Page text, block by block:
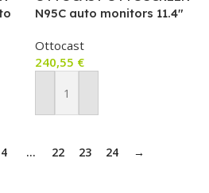
N95C auto monitors 11.4″
CarPlay/Android Auto)
Ottocast
240,55 €
Pievienot Grozam
4 … 22 23 24 →